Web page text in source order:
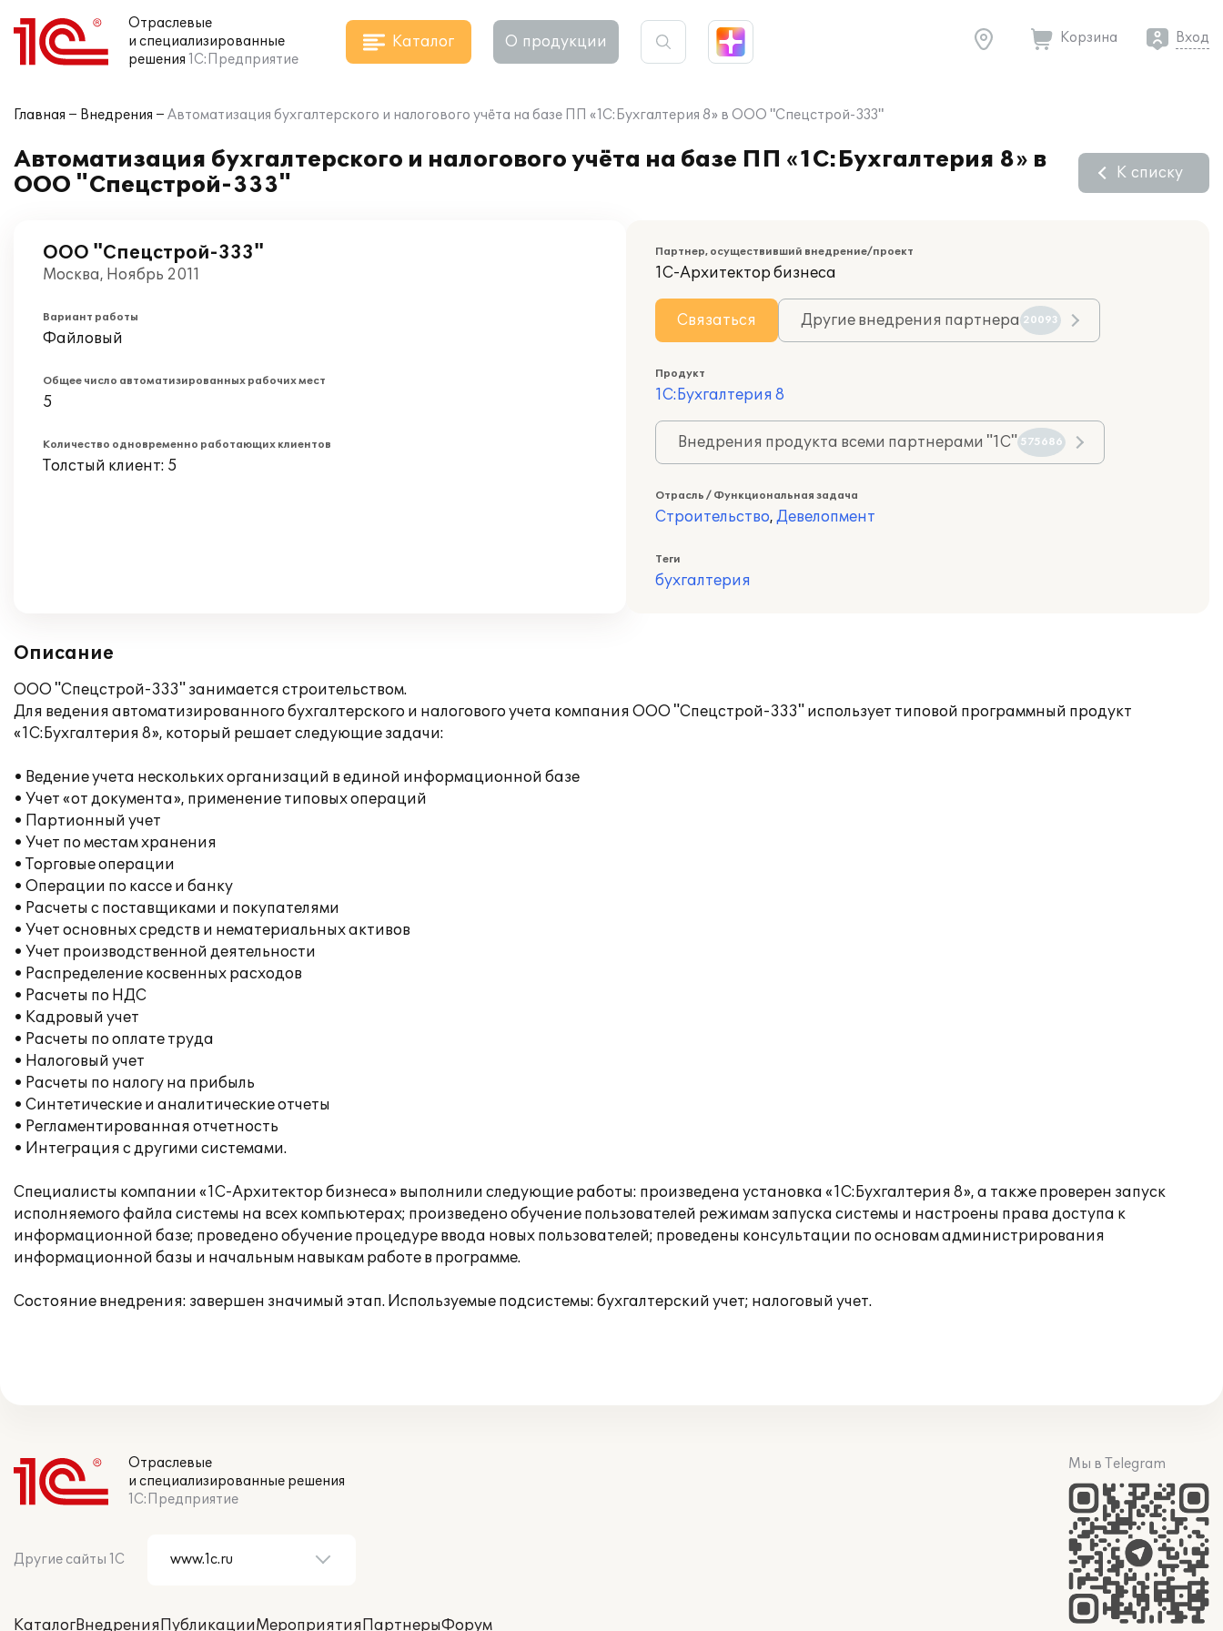
Отраслевые
и специализированные
решения 1С:Предприятие
Каталог О продукции Корзина Вход
Главная Внедрения Автоматизация бухгалтерского и налогового учёта на базе ПП «1С:Бухгалтерия 8» в ООО "Спецстрой-333"
Автоматизация бухгалтерского и налогового учёта на базе ПП «1С:Бухгалтерия 8» в
ООО "Спецстрой-333"
К списку
ООО "Спецстрой-333"
Москва, Ноябрь 2011
Вариант работы
Файловый
Общее число автоматизированных рабочих мест
5
Количество одновременно работающих клиентов
Толстый клиент: 5
Партнер, осуществивший внедрение/проект
1С-Архитектор бизнеса
Связаться Другие внедрения партнера 20093
Продукт
1С:Бухгалтерия 8
Внедрения продукта всеми партнерами "1С" 575686
Отрасль / Функциональная задача
Строительство, Девелопмент
Теги
бухгалтерия
Описание
ООО "Спецстрой-333" занимается строительством.
Для ведения автоматизированного бухгалтерского и налогового учета компания ООО "Спецстрой-333" использует типовой программный продукт
«1С:Бухгалтерия 8», который решает следующие задачи:
• Ведение учета нескольких организаций в единой информационной базе
• Учет «от документа», применение типовых операций
• Партионный учет
• Учет по местам хранения
• Торговые операции
• Операции по кассе и банку
• Расчеты с поставщиками и покупателями
• Учет основных средств и нематериальных активов
• Учет производственной деятельности
• Распределение косвенных расходов
• Расчеты по НДС
• Кадровый учет
• Расчеты по оплате труда
• Налоговый учет
• Расчеты по налогу на прибыль
• Синтетические и аналитические отчеты
• Регламентированная отчетность
• Интеграция с другими системами.
Специалисты компании «1С-Архитектор бизнеса» выполнили следующие работы: произведена установка «1С:Бухгалтерия 8», а также проверен запуск
исполняемого файла системы на всех компьютерах; произведено обучение пользователей режимам запуска системы и настроены права доступа к
информационной базе; проведено обучение процедуре ввода новых пользователей; проведены консультации по основам администрирования
информационной базы и начальным навыкам работе в программе.
Состояние внедрения: завершен значимый этап. Используемые подсистемы: бухгалтерский учет; налоговый учет.
Отраслевые
и специализированные решения
1С:Предприятие
Другие сайты 1С
КаталогВнедренияПубликацииМероприятияПартнерыФорум
Мы в Telegram